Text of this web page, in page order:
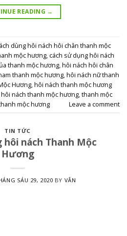
READING →
dùng hôi nách hôi chân thanh mộc
mộc hương cách sử dụng hôi nách
thanh mộc hương hôi nách hôi chân
thanh mộc hương hôi nách nữ thanh
Hương hôi nách thanh mộc hương
nách thanh mộc hương thanh mộc
mộc hương Leave a comment
TIN TỨC
hôi nách Thanh Mộc
Hương
SÁU 29, 2020 BY VÂN